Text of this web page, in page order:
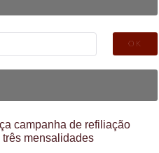
campanha de refiliação
mensalidades